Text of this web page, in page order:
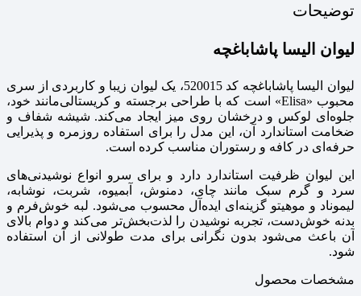
توضیحات
لیوان الیسا پاشاباغچه
لیوان الیسا پاشاباغچه کد 520015، یک لیوان زیبا و کاربردی از سری
محبوب «Elisa» است که با طراحی برجسته و کریستالی‌مانند خود،
جلوه‌ای لوکس و درخشان روی میز ایجاد می‌کند. شیشه شفاف و
ضخامت استاندارد آن، این مدل را برای استفاده روزمره و پذیرایی
حرفه‌ای در کافه و رستوران مناسب کرده است.
این لیوان ظرفیت استاندارد دارد و برای سرو انواع نوشیدنی‌های
سرد و گرم سبک مانند چای، دمنوش، آبمیوه، شربت، نوشابه،
لیموناد و موهیتو گزینه‌ای ایده‌آل محسوب می‌شود. لبه خوش‌فرم و
بدنه خوش‌دست، تجربه نوشیدن را لذت‌بخش‌تر می‌کند و دوام بالای
آن باعث می‌شود بدون نگرانی برای مدت طولانی از آن استفاده
شود.
مشخصات محصول